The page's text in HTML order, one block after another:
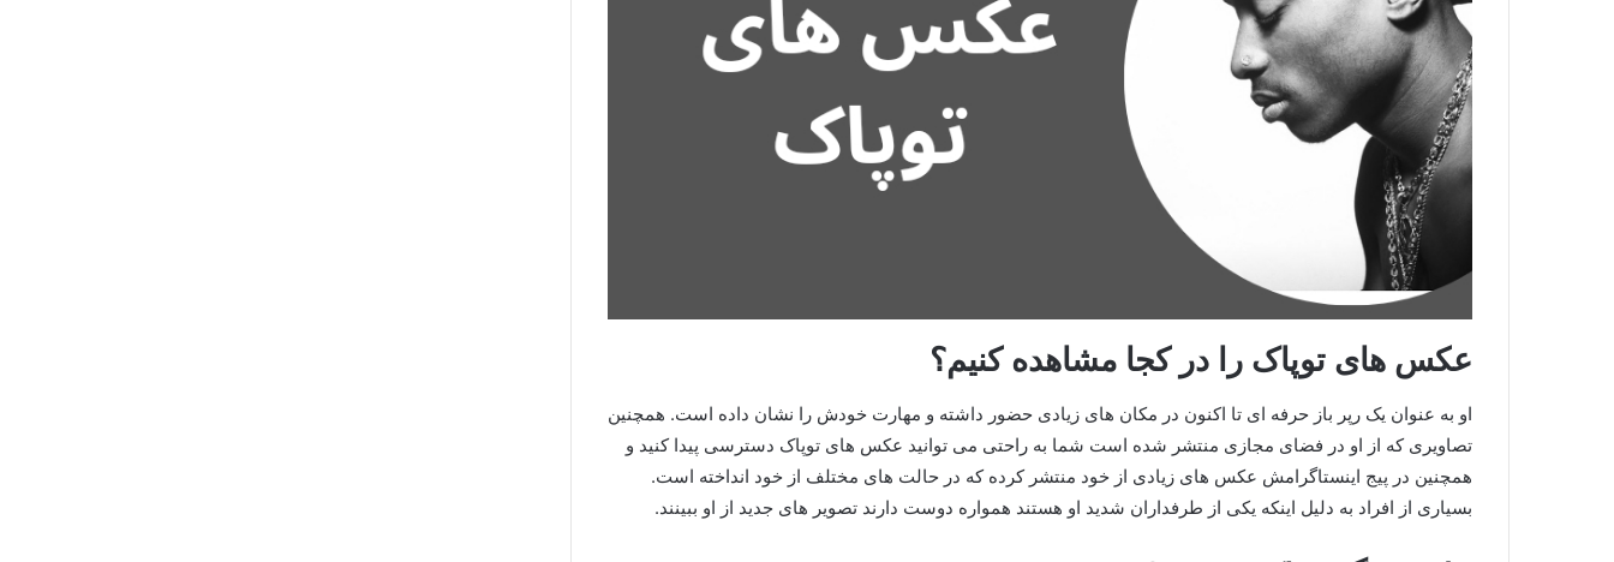
عکس های توپاک را در کجا مشاهده کنیم؟
او به عنوان یک رپر باز حرفه ای تا اکنون در مکان های زیادی حضور داشته و مهارت خودش را نشان داده است. همچنین
تصاویری که از او در فضای مجازی منتشر شده است شما به راحتی می توانید عکس های توپاک دسترسی پیدا کنید و
همچنین در پیج اینستاگرامش عکس های زیادی از خود منتشر کرده که در حالت های مختلف از خود انداخته است.
بسیاری از افراد به دلیل اینکه یکی از طرفداران شدید او هستند همواره دوست دارند تصویر های جدید از او ببینند.